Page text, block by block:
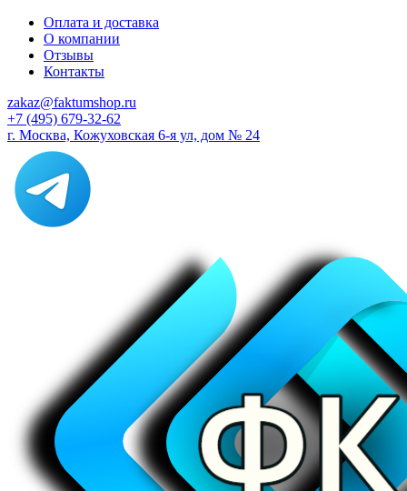
Оплата и доставка
О компании
Отзывы
Контакты
zakaz@faktumshop.ru
+7 (495) 679-32-62
г. Москва, Кожуховская 6-я ул, дом № 24